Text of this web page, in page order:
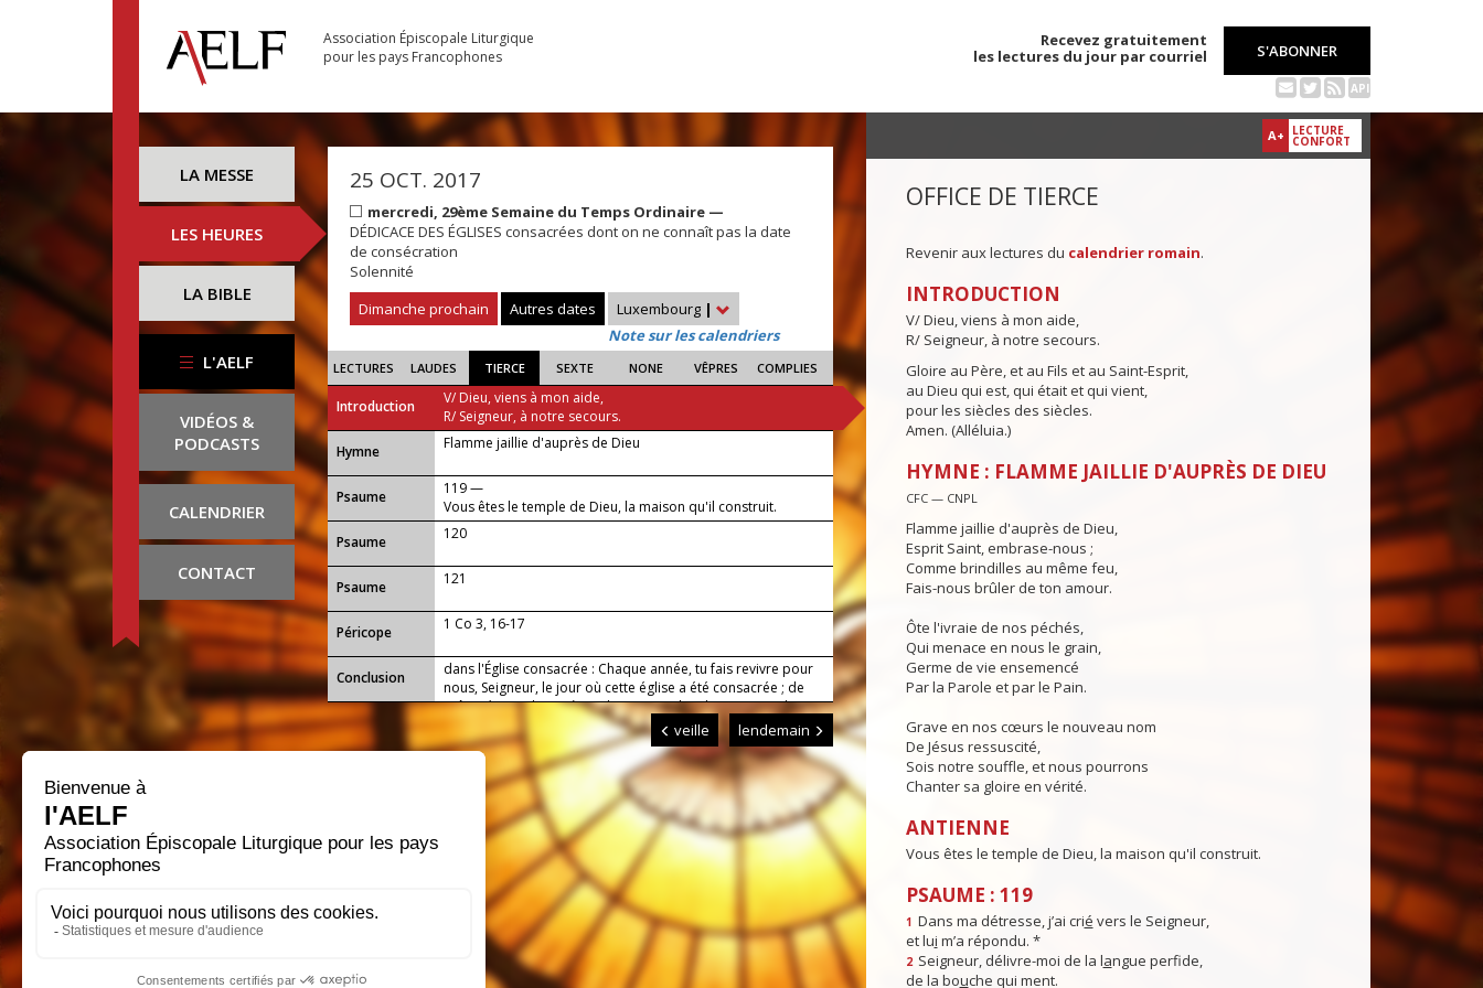
Association Épiscopale Liturgique
pour les pays Francophones
Recevez gratuitement
les lectures du jour par courriel
S'ABONNER
API
LA MESSE
LES HEURES
LA BIBLE
L'AELF
VIDÉOS &
PODCASTS
CALENDRIER
CONTACT
25 OCT. 2017
mercredi, 29ème Semaine du Temps Ordinaire —
DÉDICACE DES ÉGLISES consacrées dont on ne connaît pas la date
de consécration
Solennité
Dimanche prochain
Autres dates Luxembourg |
Note sur les calendriers
LECTURES LAUDES TIERCE SEXTE NONE VÊPRES COMPLIES
Introduction
V/ Dieu, viens à mon aide,
R/ Seigneur, à notre secours.
...
Hymne Flamme jaillie d'auprès de Dieu
Psaume
119 —
Vous êtes le temple de Dieu, la maison qu'il construit.
Psaume
120
Psaume 121
Péricope 1 Co 3, 16-17
Conclusion
dans l'Église consacrée : Chaque année, tu fais revivre pour
nous, Seigneur, le jour où cette église a été consacrée ; de
grâce, écoute les prières de ton peuple : donne-nous de
toujours accomplir ici un culte qui te rende gloire et nous
sanctifie pleinement.
veille lendemain
A+ LECTURE
CONFORT
OFFICE DE TIERCE
Revenir aux lectures du calendrier romain.
INTRODUCTION
V/ Dieu, viens à mon aide,
R/ Seigneur, à notre secours.
Gloire au Père, et au Fils et au Saint-Esprit,
au Dieu qui est, qui était et qui vient,
pour les siècles des siècles.
Amen. (Alléluia.)
HYMNE : FLAMME JAILLIE D'AUPRÈS DE DIEU
CFC — CNPL
Flamme jaillie d'auprès de Dieu,
Esprit Saint, embrase-nous ;
Comme brindilles au même feu,
Fais-nous brûler de ton amour.
Ôte l'ivraie de nos péchés,
Qui menace en nous le grain,
Germe de vie ensemencé
Par la Parole et par le Pain.
Grave en nos cœurs le nouveau nom
De Jésus ressuscité,
Sois notre souffle, et nous pourrons
Chanter sa gloire en vérité.
ANTIENNE
Vous êtes le temple de Dieu, la maison qu'il construit.
PSAUME : 119
1 Dans ma détresse, j’ai crié vers le Seigneur,
et lui m’a répondu. *
2 Seigneur, délivre-moi de la langue perfide,
de la bouche qui ment.